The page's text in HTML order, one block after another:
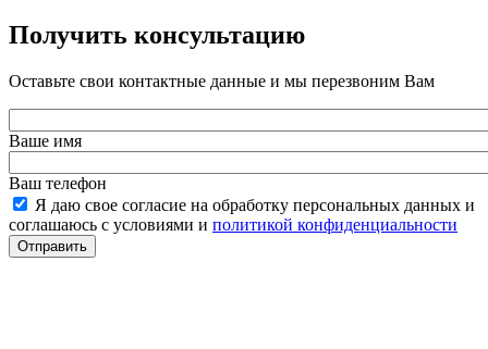
Получить консультацию
Оставьте свои контактные данные и мы перезвоним Вам
Ваше имя
Ваш телефон
Я даю свое согласие на обработку персональных данных и
соглашаюсь с условиями и политикой конфиденциальности
Отправить